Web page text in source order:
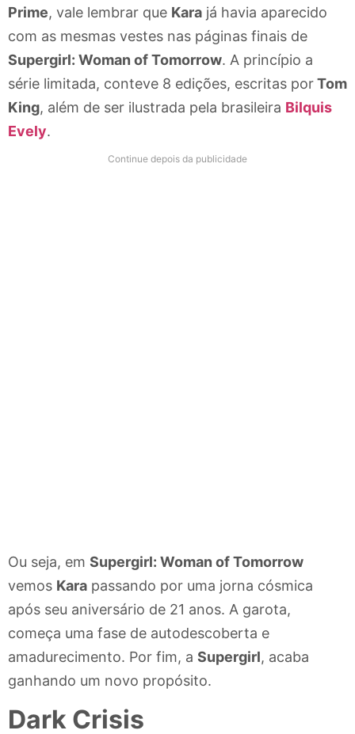
Prime, vale lembrar que Kara já havia aparecido
com as mesmas vestes nas páginas finais de
Supergirl: Woman of Tomorrow. A princípio a
série limitada, conteve 8 edições, escritas porTom
King, além de ser ilustrada pela brasileira Bilquis
Evely.
Continue depois da publicidade
Ou seja, em Supergirl: Woman of Tomorrow
vemos Kara passando por uma jorna cósmica
após seu aniversário de 21 anos. A garota,
começa uma fase de autodescoberta e
amadurecimento. Por fim, a Supergirl, acaba
ganhando um novo propósito.
Dark Crisis